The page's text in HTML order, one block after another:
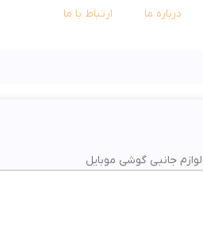
درباره ما ارتباط با ما
لوازم جانبی گوشی موبایل